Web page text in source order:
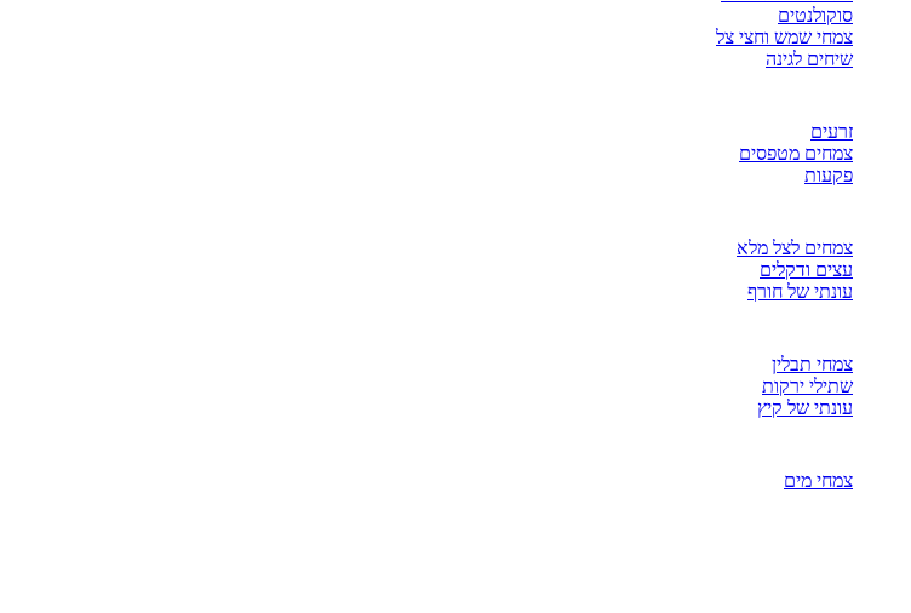
סוקולנטים
צמחי שמש וחצי צל
שיחים לגינה
זרעים
צמחים מטפסים
פקעות
צמחים לצל מלא
עצים ודקלים
עונתי של חורף
צמחי תבלין
שתילי ירקות
עונתי של קיץ
צמחי מים